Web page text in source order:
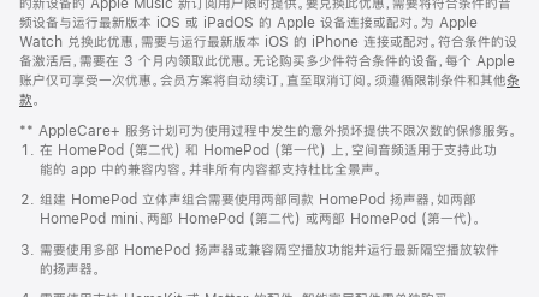
页
脚
的新设备的 Apple Music 新订阅用户限时提供。要兑换此优惠，需要将符合条件的音
频设备与运行最新版本 iOS 或 iPadOS 的 Apple 设备连接或配对。为 Apple
Watch 兑换此优惠，需要与运行最新版本 iOS 的 iPhone 连接或配对。符合条件的设
备激活后，需要在 3 个月内领取此优惠。无论购买多少件符合条件的设备，每个 Apple
账户仅可享受一次优惠。会员方案将自动续订，直至取消订阅。须遵循限制条件和其他条
款。
窗
口
中
打
开)
** AppleCare+ 服务计划可为使用过程中发生的意外损坏提供不限次数的保修服务。
在 HomePod (第二代) 和 HomePod (第一代) 上，空间音频适用于支持此功
能的 app 中的兼容内容。并非所有内容都支持杜比全景声。
组建 HomePod 立体声组合需要使用两部同款 HomePod 扬声器，如两部
HomePod mini、两部 HomePod (第二代) 或两部 HomePod (第一代)。
需要使用多部 HomePod 扬声器或兼容隔空播放功能并运行最新隔空播放软件
的扬声器。